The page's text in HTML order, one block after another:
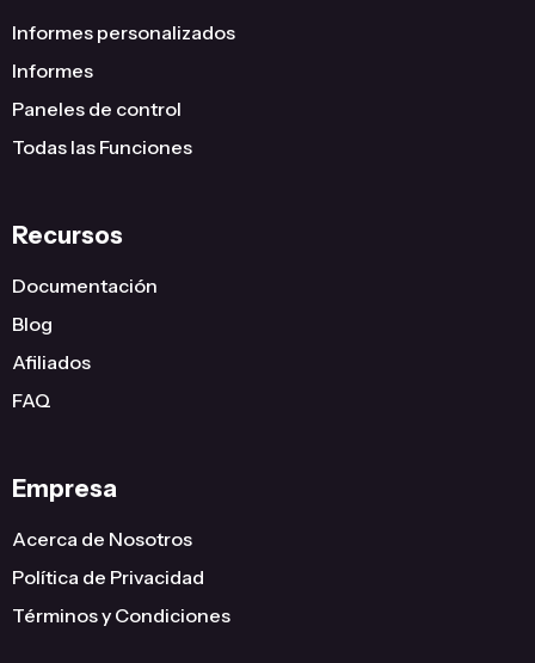
Informes personalizados
Informes
Paneles de control
Todas las Funciones
Recursos
Documentación
Blog
Afiliados
FAQ
Empresa
Acerca de Nosotros
Política de Privacidad
Términos y Condiciones